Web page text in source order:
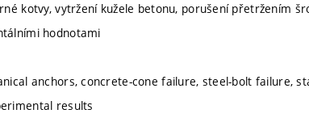
kotvy, vytržení kužele betonu, porušení přetržením
hodnotami
anchors, concrete-cone failure, steel-bolt failure,
results